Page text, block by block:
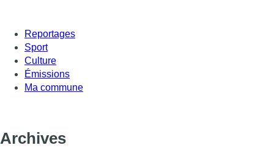
Reportages
Sport
Culture
Émissions
Ma commune
Archives